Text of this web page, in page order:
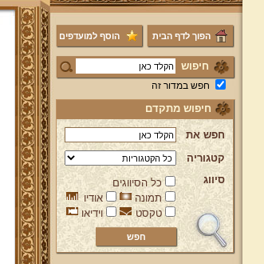
הפוך לדף הבית הוסף למועדפים
חיפוש
חפש במדור זה
חיפוש מתקדם
חפש את
קטגוריה
סיווג
כל הסיווגים
תמונה
אודיו
טקסט
וידיאו